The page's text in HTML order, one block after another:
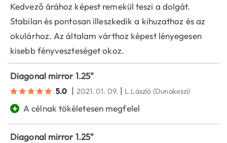
Kedvező árához képest remekül teszi a dolgát.
Stabilan és pontosan illeszkedik a kihuzathoz és az
okulárhoz. Az általam várthoz képest lényegesen
kisebb fényveszteséget okoz.
Diagonal mirror 1.25"
5.0 | 2021. 01. 09. | L.László (Dunakeszi)
+ A célnak tökéletesen megfelel
Diagonal mirror 1.25"